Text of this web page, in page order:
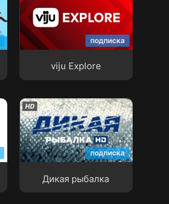
подписка
viju Explore
viju Explore
подписка
Дикая рыбалка
Дикая рыбалка